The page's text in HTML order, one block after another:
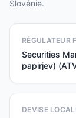
Slovénie.
RÉGULATEUR
Securities
papirjev)
DEVISE